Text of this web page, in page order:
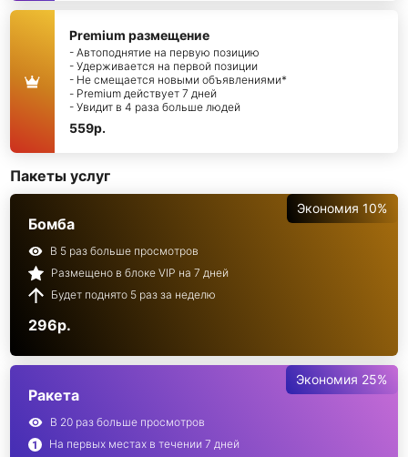
Premium размещение
- Автоподнятие на первую позицию
- Удерживается на первой позиции
- Не смещается новыми объявлениями*
- Premium действует 7 дней
- Увидит в 4 раза больше людей
559р.
Пакеты услуг
Экономия 10%
Бомба
В 5 раз больше просмотров
Размещено в блоке VIP на 7 дней
Будет поднято 5 раз за неделю
296р.
Экономия 25%
Ракета
В 20 раз больше просмотров
На первых местах в течении 7 дней